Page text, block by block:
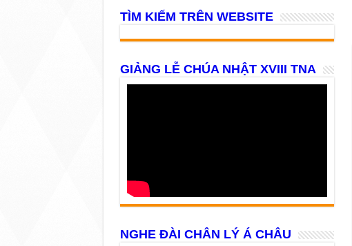
TÌM KIẾM TRÊN WEBSITE
GIẢNG LỄ CHÚA NHẬT XVIII TNA
NGHE ĐÀI CHÂN LÝ Á CHÂU